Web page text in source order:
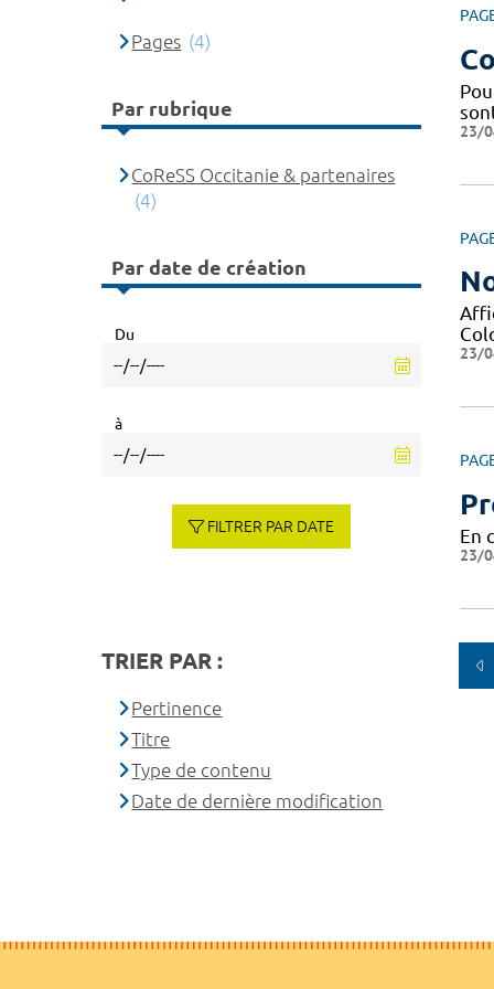
23/
23/
En
23/
Pages (4)
Par rubrique
CoReSS Occitanie & partenaires
(4)
Par date de création
Du
à
FILTRER PAR DATE
TRIER PAR :
Pertinence
Titre
Type de contenu
Date de dernière modification